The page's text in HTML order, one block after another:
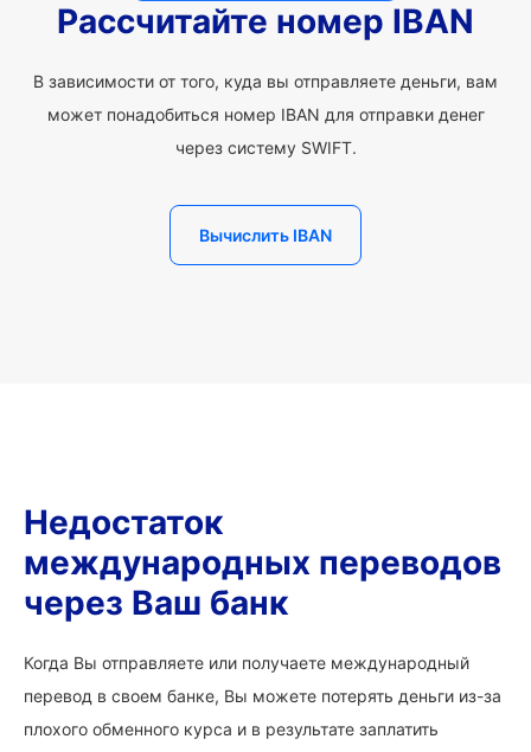
Рассчитайте номер IBAN
В зависимости от того, куда вы отправляете деньги, вам
может понадобиться номер IBAN для отправки денег
через систему SWIFT.
Вычислить IBAN
Недостаток
международных переводов
через Ваш банк
Когда Вы отправляете или получаете международный
перевод в своем банке, Вы можете потерять деньги из-за
плохого обменного курса и в результате заплатить